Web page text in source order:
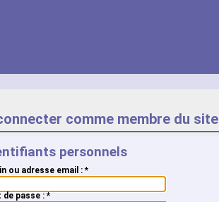
comme membre du site
personnels
ou adresse email : *
de passe :*